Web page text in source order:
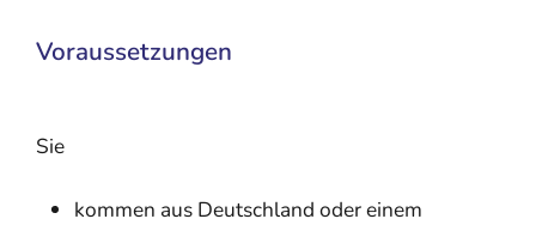
Voraussetzungen
Sie
kommen aus Deutschland oder einem